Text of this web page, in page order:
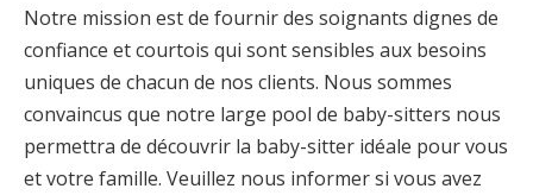
Notre mission est de fournir des soignants dignes de
confiance et courtois qui sont sensibles aux besoins
uniques de chacun de nos clients. Nous sommes
convaincus que notre large pool de baby-sitters nous
permettra de découvrir la baby-sitter idéale pour vous
et votre famille. Veuillez nous informer si vous avez